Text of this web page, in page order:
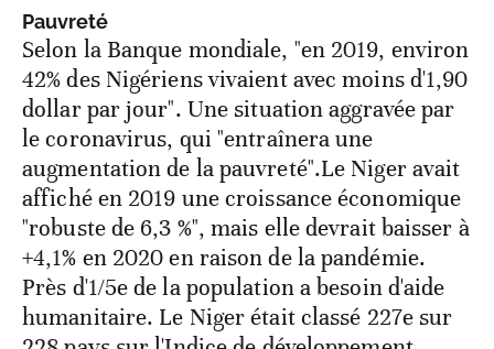
Pauvreté
Selon la Banque mondiale, "en 2019, environ
42% des Nigériens vivaient avec moins d'1,90
dollar par jour". Une situation aggravée par
le coronavirus, qui "entraînera une
augmentation de la pauvreté".Le Niger avait
affiché en 2019 une croissance économique
"robuste de 6,3 %", mais elle devrait baisser à
+4,1% en 2020 en raison de la pandémie.
Près d'1/5e de la population a besoin d'aide
humanitaire. Le Niger était classé 227e sur